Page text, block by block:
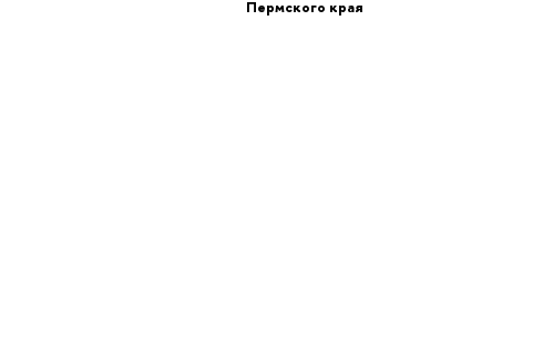
Пермского края